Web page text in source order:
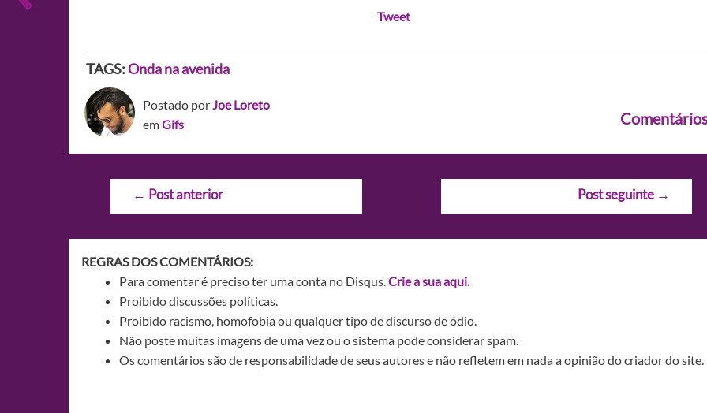
Tweet
TAGS:Onda na avenida
Postado porJoe Loreto
emGifs
Navegação
← Post anterior Post seguinte →
REGRAS DOS COMENTÁRIOS:
Para comentar é preciso ter uma conta no Disqus.Crie a sua aqui.
Proibido discussões políticas.
Proibido racismo, homofobia ou qualquer tipo de discurso de ódio.
Não poste muitas imagens de uma vez ou o sistema pode considerar spam.
Os comentários são de responsabilidade de seus autores e não refletem em nada a opinião do criador do site.